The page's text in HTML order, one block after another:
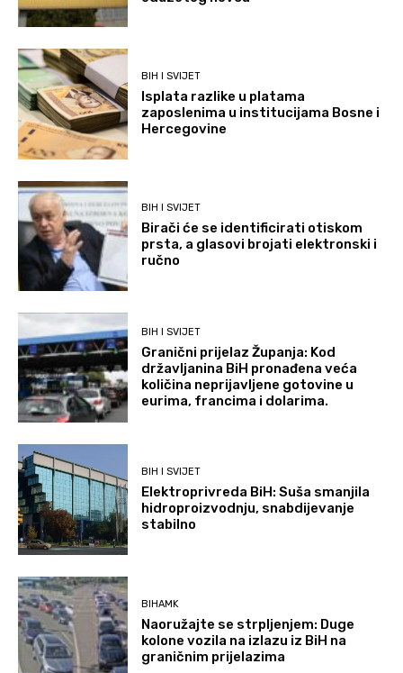
BIH I SVIJET
Isplata razlike u platama
zaposlenima u institucijama Bosne i
Hercegovine
BIH I SVIJET
Birači će se identificirati otiskom
prsta, a glasovi brojati elektronski i
ručno
BIH I SVIJET
Granični prijelaz Županja: Kod
državljanina BiH pronađena veća
količina neprijavljene gotovine u
eurima, francima i dolarima.
BIH I SVIJET
Elektroprivreda BiH: Suša smanjila
hidroproizvodnju, snabdijevanje
stabilno
BIHAMK
Naoružajte se strpljenjem: Duge
kolone vozila na izlazu iz BiH na
graničnim prijelazima